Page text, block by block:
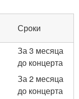
Сроки
За 3 месяца
до концерта
За 2 месяца
до концерта